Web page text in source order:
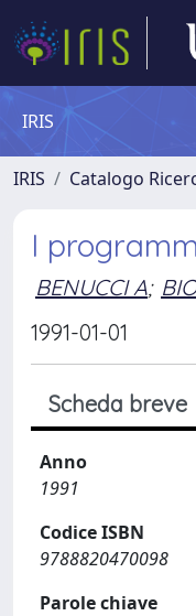
IRIS
IRIS Catalogo
I
BENUCCI A;
1991-01-01
Scheda breve
Anno
1991
Codice ISBN
9788820470098
Parole chiave